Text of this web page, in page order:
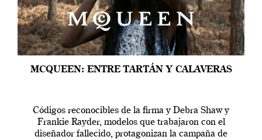
MCQUEEN: ENTRE TARTÁN Y CALAVERAS
Códigos reconocibles de la firma y Debra Shaw y
Frankie Rayder, modelos que trabajaron con el
diseñador fallecido, protagonizan la campaña de